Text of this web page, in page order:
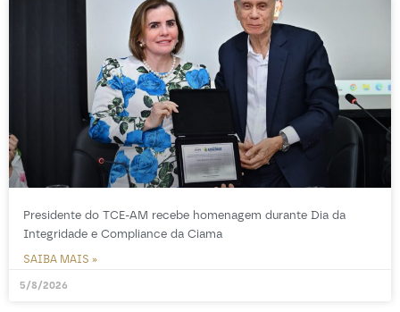
Presidente do TCE-AM recebe homenagem durante Dia da
Integridade e Compliance da Ciama
SAIBA MAIS »
5/8/2026